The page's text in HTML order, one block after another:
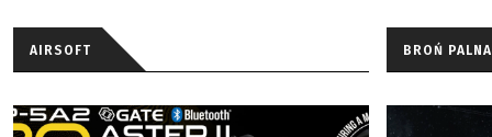
AIRSOFT BROŃ PALNA